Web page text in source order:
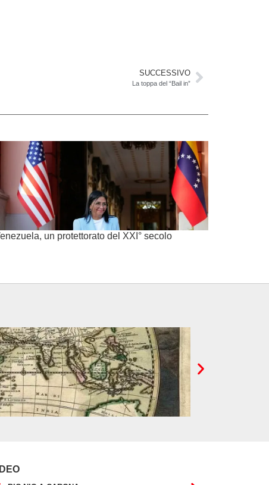
SUCCESSIVO
La toppa del “Bail in”
un protettorato del XXI° secolo